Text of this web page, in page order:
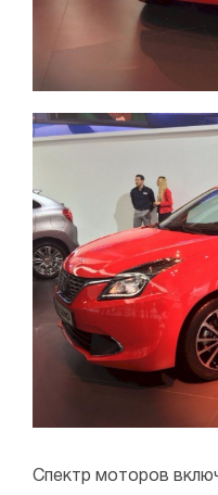
Спектр моторов